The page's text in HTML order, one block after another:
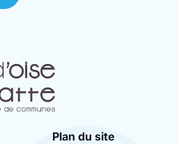
Plan du site